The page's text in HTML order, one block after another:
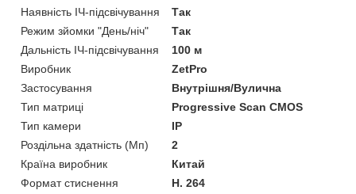
Наявність ІЧ-підсвічування
Так
Режим зйомки "День/ніч"
Так
Дальність ІЧ-підсвічування
100 м
Виробник
ZetPro
Застосування
Внутрішня/Вулична
Тип матриці
Progressive Scan CMOS
Тип камери
IP
Роздільна здатність (Мп)
2
Країна виробник
Китай
Формат стиснення
H. 264